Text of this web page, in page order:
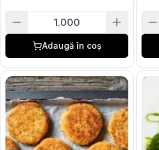
1.000
Adaugă în coș